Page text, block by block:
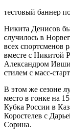
тестовый баннер
Никита Денисов
случилось в
всех спортсменов
вместе с Никитой
Александром
стилем с масс-
В этом же сезоне
место в гонке на
Кубка России в
Коростелев с
Сорина.